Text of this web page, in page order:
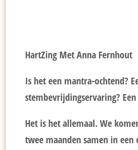
HartZing Met Anna Fernhout
Is het een mantra-ochtend?
stembevrijdingservaring? Een
Het is het allemaal. We
twee maanden samen in een